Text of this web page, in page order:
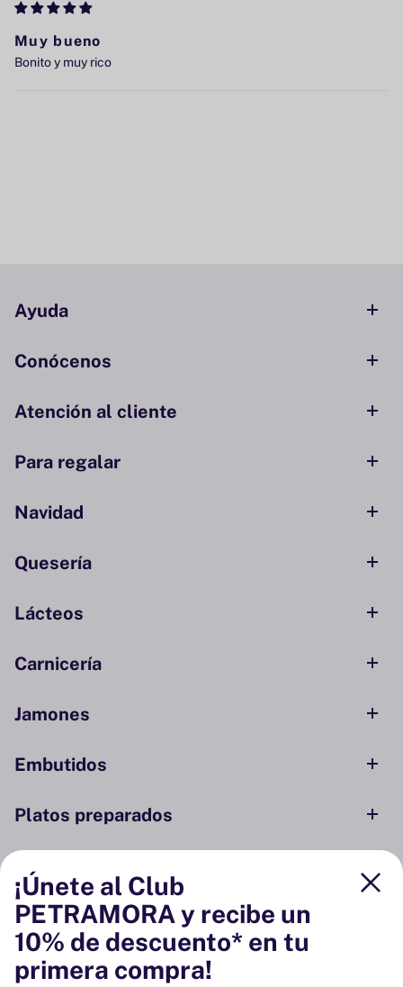
Muy bueno
Bonito y muy rico
Ayuda
Conócenos
Atención al cliente
Para regalar
Navidad
Quesería
Lácteos
Carnicería
Jamones
Embutidos
Platos preparados
Conservas y ahumados
Despensa
Bodega
¡Únete al Club
PETRAMORA y recibe un
10% de descuento* en tu
primera compra!